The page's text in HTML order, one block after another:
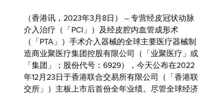
（香港讯，2023年3月8日） – 专营经皮冠状动脉
介入治疗（「PCI」）及经皮腔内血管成形术
（「PTA」）手术介入器械的全球主要医疗器械制
造商业聚医疗集团控股有限公司
（「业聚医疗」或
「集团」；股份代号：6929），今天公布在2022
年12月23日于香港联合交易所有限公司（「香港联
交所」）主板上市后首份全年业绩。尽管全球经济